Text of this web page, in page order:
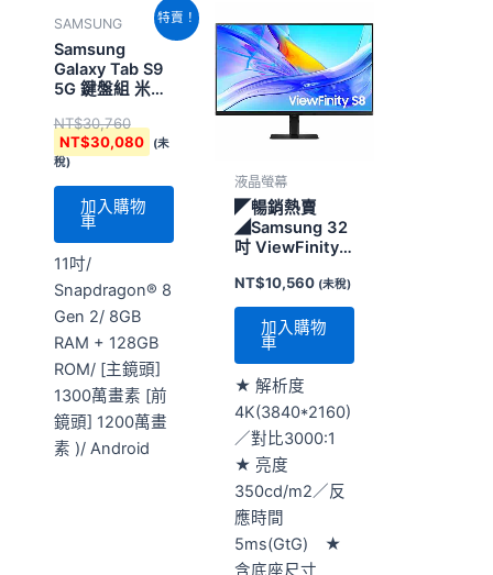
特賣！
SAMSUNG
Samsung
Galaxy Tab S9
5G 鍵盤組 米霧
NT$30,760
格：
NT$30,760。
NT$30,080
目
前
格：
NT$30,080。
(未
稅)
加入購物
車
11吋/
Snapdragon® 8
Gen 2/ 8GB
RAM + 128GB
ROM/ [主鏡頭]
1300萬畫素 [前
鏡頭] 1200萬畫
素 )/ Android
液晶螢幕
◤暢銷熱賣
◢Samsung 32
吋 ViewFinity
度平面顯示器
S80UD (
LS32D806UACXZW
NT$10,560 (未稅)
加入購物
車
★ 解析度
4K(3840*2160)
／對比3000:1
★ 亮度
350cd/m2／反
應時間
5ms(GtG) ★
含底座尺寸